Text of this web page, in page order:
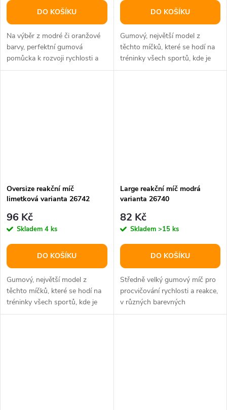
DO KOŠÍKU
Na výběr z modré či oranžové
barvy, perfektní gumová
pomůcka k rozvoji rychlosti a
postřehu.
DO KOŠÍKU
Gumový, největší model z
těchto míčků, které se hodí na
tréninky všech sportů, kde je
rozhodující rychlost a postřeh.
Oversize reakční míč
limetková varianta 26742
96 Kč
Skladem 4 ks
DO KOŠÍKU
Gumový, největší model z
těchto míčků, které se hodí na
tréninky všech sportů, kde je
rozhodující rychlost a postřeh.
Large reakční míč modrá
varianta 26740
82 Kč
Skladem >15 ks
DO KOŠÍKU
Středně velký gumový míč pro
procvičování rychlosti a reakce,
v různých barevných
provedeních.